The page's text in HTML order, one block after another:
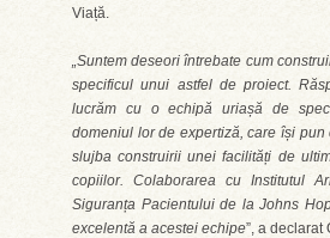
Viață.
„Suntem deseori întrebate cum
specificul unui astfel de proiect.
lucrăm cu o echipă uriașă de
domeniul lor de expertiză, care își
slujba construirii unei facilități de
copiilor. Colaborarea cu Institutul
Siguranța Pacientului de la Johns
excelentă a acestei echipe”, a declarat